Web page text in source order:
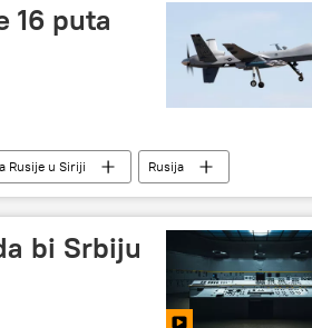
16 puta
Rusije u Siriji
Rusija
bi Srbiju